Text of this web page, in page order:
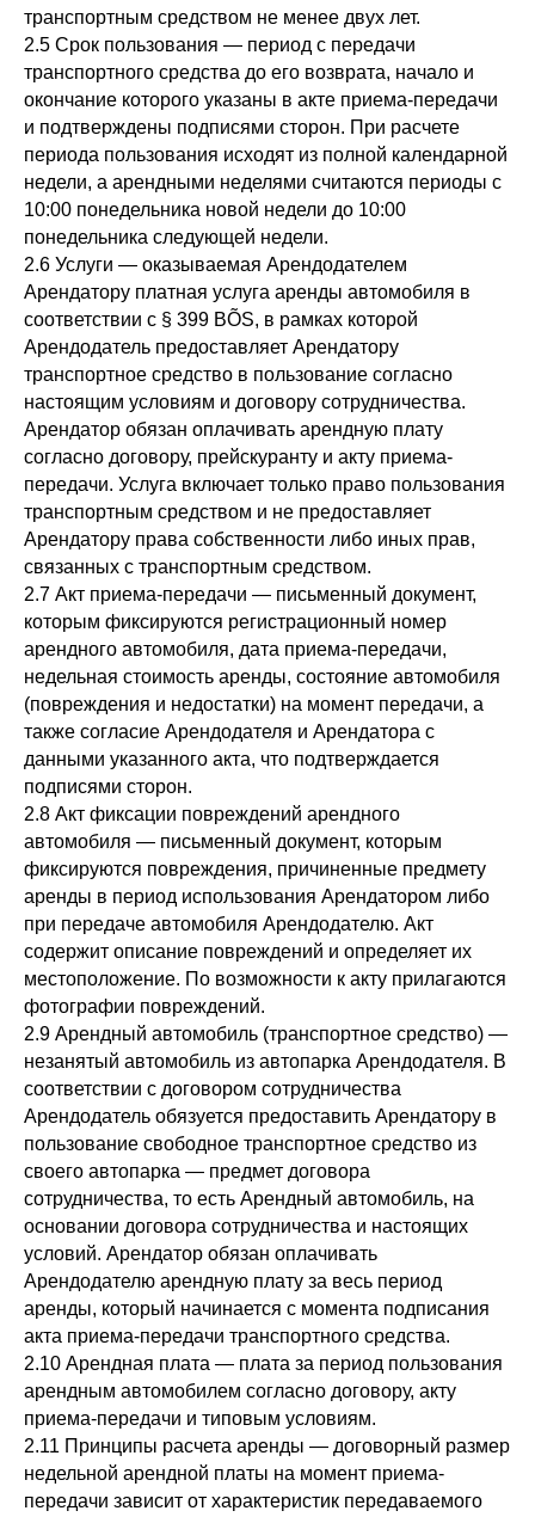
транспортным средством не менее двух лет.
2.5 Срок пользования — период с передачи
транспортного средства до его возврата, начало и
окончание которого указаны в акте приема-передачи
и подтверждены подписями сторон. При расчете
периода пользования исходят из полной календарной
недели, а арендными неделями считаются периоды с
10:00 понедельника новой недели до 10:00
понедельника следующей недели.
2.6 Услуги — оказываемая Арендодателем
Арендатору платная услуга аренды автомобиля в
соответствии с § 399 ВÕS, в рамках которой
Арендодатель предоставляет Арендатору
транспортное средство в пользование согласно
настоящим условиям и договору сотрудничества.
Арендатор обязан оплачивать арендную плату
согласно договору, прейскуранту и акту приема-
передачи. Услуга включает только право пользования
транспортным средством и не предоставляет
Арендатору права собственности либо иных прав,
связанных с транспортным средством.
2.7 Акт приема-передачи — письменный документ,
которым фиксируются регистрационный номер
арендного автомобиля, дата приема-передачи,
недельная стоимость аренды, состояние автомобиля
(повреждения и недостатки) на момент передачи, а
также согласие Арендодателя и Арендатора с
данными указанного акта, что подтверждается
подписями сторон.
2.8 Акт фиксации повреждений арендного
автомобиля — письменный документ, которым
фиксируются повреждения, причиненные предмету
аренды в период использования Арендатором либо
при передаче автомобиля Арендодателю. Акт
содержит описание повреждений и определяет их
местоположение. По возможности к акту прилагаются
фотографии повреждений.
2.9 Арендный автомобиль (транспортное средство) —
незанятый автомобиль из автопарка Арендодателя. В
соответствии с договором сотрудничества
Арендодатель обязуется предоставить Арендатору в
пользование свободное транспортное средство из
своего автопарка — предмет договора
сотрудничества, то есть Арендный автомобиль, на
основании договора сотрудничества и настоящих
условий. Арендатор обязан оплачивать
Арендодателю арендную плату за весь период
аренды, который начинается с момента подписания
акта приема-передачи транспортного средства.
2.10 Арендная плата — плата за период пользования
арендным автомобилем согласно договору, акту
приема-передачи и типовым условиям.
2.11 Принципы расчета аренды — договорный размер
недельной арендной платы на момент приема-
передачи зависит от характеристик передаваемого